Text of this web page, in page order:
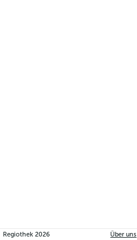
Regiothek2026 Über uns